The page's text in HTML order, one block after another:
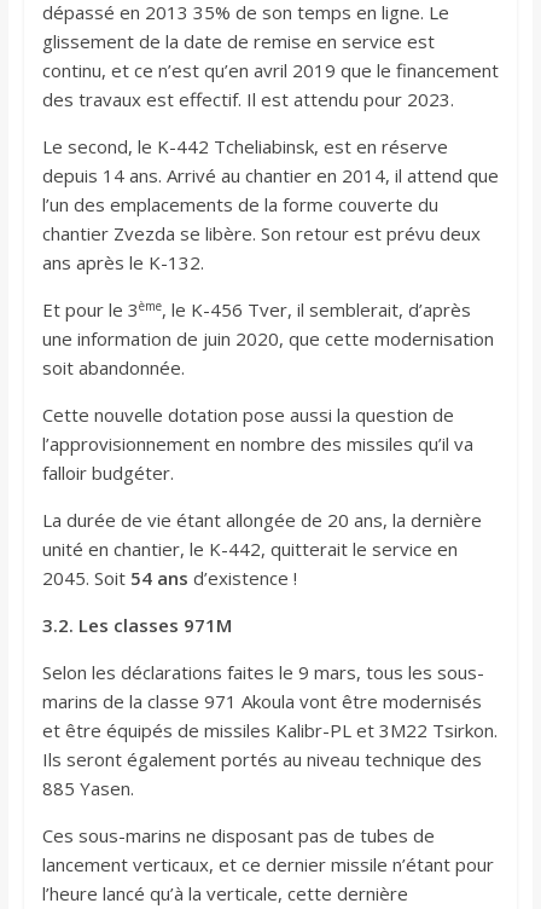
dépassé en 2013 35% de son temps en ligne. Le
glissement de la date de remise en service est
continu, et ce n’est qu’en avril 2019 que le financement
des travaux est effectif. Il est attendu pour 2023.
Le second, le K-442 Tcheliabinsk, est en réserve
depuis 14 ans. Arrivé au chantier en 2014, il attend que
l’un des emplacements de la forme couverte du
chantier Zvezda se libère. Son retour est prévu deux
ans après le K-132.
Et pour le 3ème, le K-456 Tver, il semblerait, d’après
une information de juin 2020, que cette modernisation
soit abandonnée.
Cette nouvelle dotation pose aussi la question de
l’approvisionnement en nombre des missiles qu’il va
falloir budgéter.
La durée de vie étant allongée de 20 ans, la dernière
unité en chantier, le K-442, quitterait le service en
2045. Soit 54 ans d’existence !
3.2. Les classes 971M
Selon les déclarations faites le 9 mars, tous les sous-
marins de la classe 971 Akoula vont être modernisés
et être équipés de missiles Kalibr-PL et 3M22 Tsirkon.
Ils seront également portés au niveau technique des
885 Yasen.
Ces sous-marins ne disposant pas de tubes de
lancement verticaux, et ce dernier missile n’étant pour
l’heure lancé qu’à la verticale, cette dernière